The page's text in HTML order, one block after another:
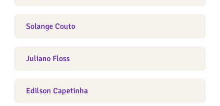
Solange Couto
Juliano Floss
Edilson Capetinha